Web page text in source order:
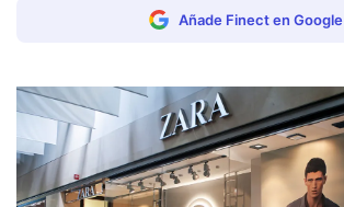
Añade Finect en Google